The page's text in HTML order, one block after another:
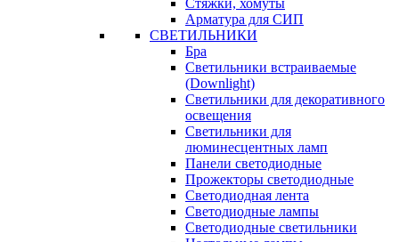
Стяжки, хомуты
Арматура для СИП
СВЕТИЛЬНИКИ
Бра
Светильники встраиваемые
(Downlight)
Светильники для декоративного
освещения
Светильники для
люминесцентных ламп
Панели светодиодные
Прожекторы светодиодные
Светодиодная лента
Светодиодные лампы
Светодиодные светильники